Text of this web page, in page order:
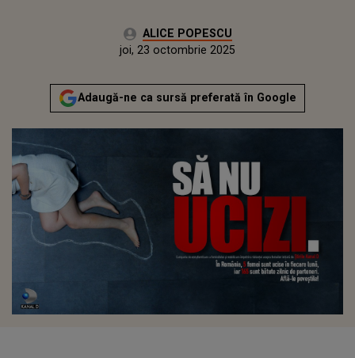
Autor:ALICE POPESCU
joi, 23 octombrie 2025Actualizat:
joi, 23 octombrie 2025
Adaugă-ne ca sursă preferată în Google